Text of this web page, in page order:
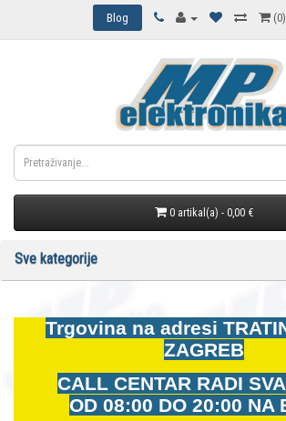
Blog (0)
0 artikal(a) - 0,00 €
Sve kategorije
Trgovina na adresi
ZAGREB
CALL CENTAR RADI
OD 08:00 DO 20:00 NA